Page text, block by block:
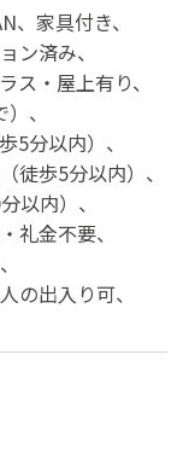
豊かなコミュ
化交流を楽しみ
ことができま
グローバルな環
も大切にした
と静けさ”が共
時間の流れの中
てみませんか。
家具付き
ン済み
ス・屋上有り
5分以内）
徒歩5分以内）
以内）
礼金不要
の出入り可